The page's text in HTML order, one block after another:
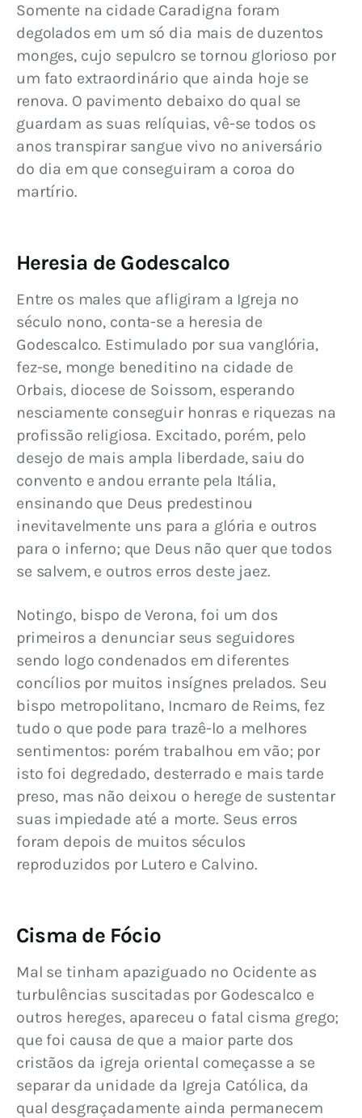
Somente na cidade Caradigna foram
degolados em um só dia mais de duzentos
monges, cujo sepulcro se tornou glorioso por
um fato extraordinário que ainda hoje se
renova. O pavimento debaixo do qual se
guardam as suas relíquias, vê-se todos os
anos transpirar sangue vivo no aniversário
do dia em que conseguiram a coroa do
martírio.
Heresia de Godescalco
Entre os males que afligiram a Igreja no
século nono, conta-se a heresia de
Godescalco. Estimulado por sua vanglória,
fez-se, monge beneditino na cidade de
Orbais, diocese de Soissom, esperando
nesciamente conseguir honras e riquezas na
profissão religiosa. Excitado, porém, pelo
desejo de mais ampla liberdade, saiu do
convento e andou errante pela Itália,
ensinando que Deus predestinou
inevitavelmente uns para a glória e outros
para o inferno; que Deus não quer que todos
se salvem, e outros erros deste jaez.
Notingo, bispo de Verona, foi um dos
primeiros a denunciar seus seguidores
sendo logo condenados em diferentes
concílios por muitos insígnes prelados. Seu
bispo metropolitano, Incmaro de Reims, fez
tudo o que pode para trazê­-lo a melhores
sentimentos: porém trabalhou em vão; por
isto foi degredado, desterrado e mais tarde
preso, mas não deixou o herege de sustentar
suas impiedade até a morte. Seus erros
foram depois de muitos séculos
reproduzidos por Lutero e Calvino.
Cisma de Fócio
Mal se tinham apaziguado no Ocidente as
turbulências suscitadas por Godescalco e
outros hereges, apareceu o fatal cisma grego;
que foi causa de que a maior parte dos
cristãos da igreja oriental começasse a se
separar da unidade da Igreja Católica, da
qual desgraçadamente ainda permanecem